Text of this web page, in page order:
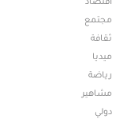
مجتمع
ثقافة
ميديا
رياضة
مشاهير
دولي